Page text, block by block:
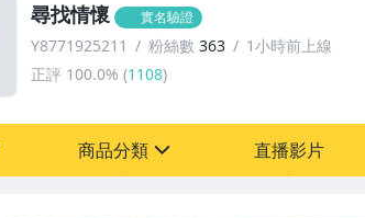
尋找情懷 實名驗證
Y8771925211 粉絲數 363
1小時前上線
正評 100.0% (1108)
商品分類 直播影片